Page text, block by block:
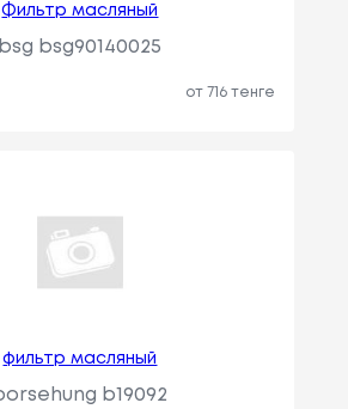
Фильтр масляный
bsg bsg90140025
от 716 тенге
фильтр масляный
b19092